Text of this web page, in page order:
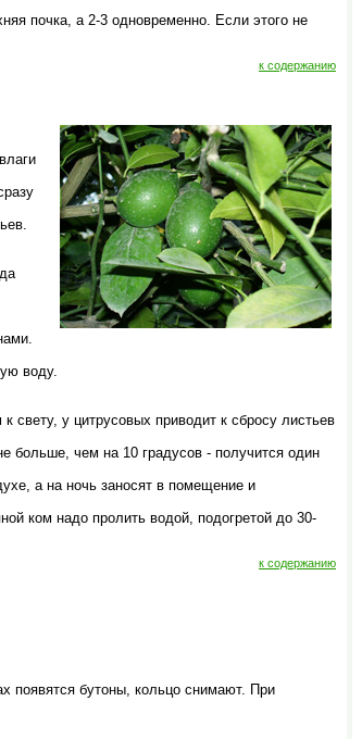
почка, а 2-3 одновременно. Если этого не
к содержанию
воду.
свету, у цитрусовых приводит к сбросу листьев
больше, чем на 10 градусов - получится один
а на ночь заносят в помещение и
ком надо пролить водой, подогретой до 30-
к содержанию
появятся бутоны, кольцо снимают. При